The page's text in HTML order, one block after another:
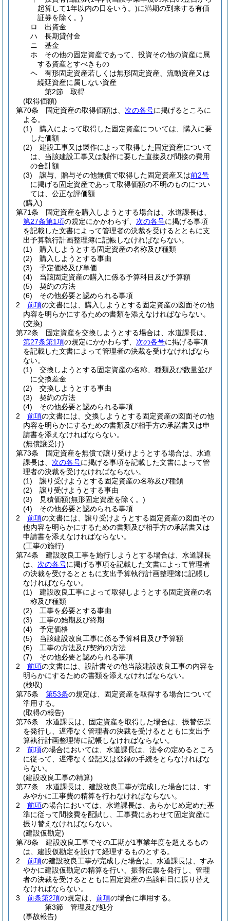
起算して1年以内の日をいう。)に満期の到来する有価
証券を除く。)
ロ
出資金
ハ
長期貸付金
ニ
基金
ホ
その他の固定資産であって、投資その他の資産に属
する資産とすべきもの
ヘ
有形固定資産若しくは無形固定資産、流動資産又は
繰延資産に属しない資産
第2節
取得
(取得価額)
第70条
固定資産の取得価額は、 次の各号に掲げるところに
よる。
(1)
購入によって取得した固定資産については、購入に要
した価額
(2)
建設工事又は製作によって取得した固定資産について
は、当該建設工事又は製作に要した直接及び間接の費用
の合計額
(3)
譲与、贈与その他無償で取得した固定資産又は前2号
に掲げる固定資産であって取得価額の不明のものについ
ては、公正な評価額
(購入)
第71条
固定資産を購入しようとする場合は、水道課長は、
第27条第1項の規定にかかわらず、 次の各号に掲げる事項
を記載した文書によって管理者の決裁を受けるとともに支
出予算執行計画整理簿に記帳しなければならない。
(1)
購入しようとする固定資産の名称及び種類
(2)
購入しようとする事由
(3)
予定価格及び単価
(4)
当該固定資産の購入に係る予算科目及び予算額
(5)
契約の方法
(6)
その他必要と認められる事項
2
前項の文書には、購入しようとする固定資産の図面その他
内容を明らかにするための書類を添えなければならない。
(交換)
第72条
固定資産を交換しようとする場合は、水道課長は、
第27条第1項の規定にかかわらず、 次の各号に掲げる事項
を記載した文書によって管理者の決裁を受けなければなら
ない。
(1)
交換しようとする固定資産の名称、種類及び数量並び
に交換差金
(2)
交換しようとする事由
(3)
契約の方法
(4)
その他必要と認められる事項
2
前項の文書には、交換しようとする固定資産の図面その他
内容を明らかにするための書類及び相手方の承諾書又は申
請書を添えなければならない。
(無償譲受け)
第73条
固定資産を無償で譲り受けようとする場合は、水道
課長は、 次の各号に掲げる事項を記載した文書によって管
理者の決裁を受けなければならない。
(1)
譲り受けようとする固定資産の名称及び種類
(2)
譲り受けようとする事由
(3)
見積価額(無形固定資産を除く。)
(4)
その他必要と認められる事項
2
前項の文書には、譲り受けようとする固定資産の図面その
他内容を明らかにするための書類及び相手方の承諾書又は
申請書を添えなければならない。
(工事の施行)
第74条
建設改良工事を施行しようとする場合は、水道課長
は、 次の各号に掲げる事項を記載した文書によって管理者
の決裁を受けるとともに支出予算執行計画整理簿に記帳し
なければならない。
(1)
建設改良工事によって取得しようとする固定資産の名
称及び種類
(2)
工事を必要とする事由
(3)
工事の始期及び終期
(4)
予定価格
(5)
当該建設改良工事に係る予算科目及び予算額
(6)
工事の方法及び契約の方法
(7)
その他必要と認められる事項
2
前項の文書には、設計書その他当該建設改良工事の内容を
明らかにするための書類を添えなければならない。
(検収)
第75条
第53条の規定は、固定資産を取得する場合について
準用する。
(取得の報告)
第76条
水道課長は、固定資産を取得した場合は、振替伝票
を発行し、遅滞なく管理者の決裁を受けるとともに支出予
算執行計画整理簿に記帳しなければならない。
2
前項の場合においては、水道課長は、法令の定めるところ
に従って、遅滞なく登記又は登録の手続をとらなければな
らない。
(建設改良工事の精算)
第77条
水道課長は、建設改良工事が完成した場合には、す
みやかに工事費の精算を行わなければならない。
2
前項の場合においては、水道課長は、あらかじめ定めた基
準に従って間接費を配賦し、工事費にあわせて固定資産に
振り替えなければならない。
(建設仮勘定)
第78条
建設改良工事でその工期が1事業年度を超えるもの
は、建設仮勘定を設けて経理するものとする。
2
前項の建設改良工事が完成した場合は、水道課長は、すみ
やかに建設仮勘定の精算を行い、振替伝票を発行し、管理
者の決裁を受けるとともに固定資産の当該科目に振り替え
なければならない。
3
前条第2項の規定は、 前項の場合に準用する。
第3節
管理及び処分
(事故報告)